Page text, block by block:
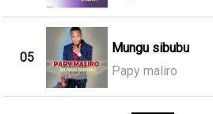
05
Mungu sibubu
Papy maliro